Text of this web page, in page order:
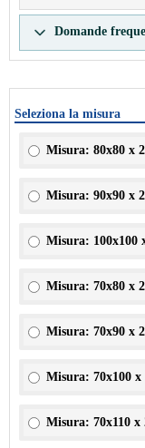
Domande
Seleziona la misura
Misura: 80x80 x
Misura: 90x90 x
Misura: 100x100
Misura: 70x80 x
Misura: 70x90 x
Misura: 70x100 x
Misura: 70x110 x